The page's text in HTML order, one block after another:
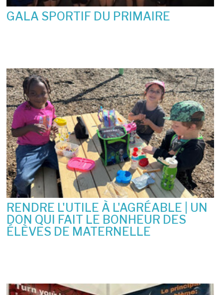
GALA SPORTIF DU PRIMAIRE
RENDRE L'UTILE À L'AGRÉABLE | UN
DON QUI FAIT LE BONHEUR DES
ÉLÈVES DE MATERNELLE